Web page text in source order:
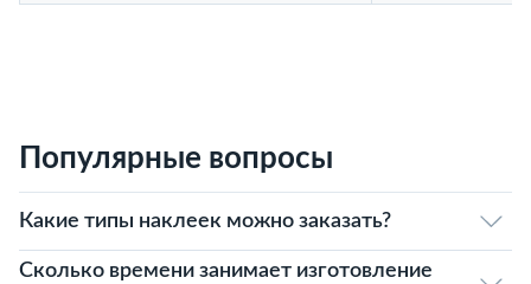
Популярные вопросы
Какие типы наклеек можно заказать?
Сколько времени занимает изготовление